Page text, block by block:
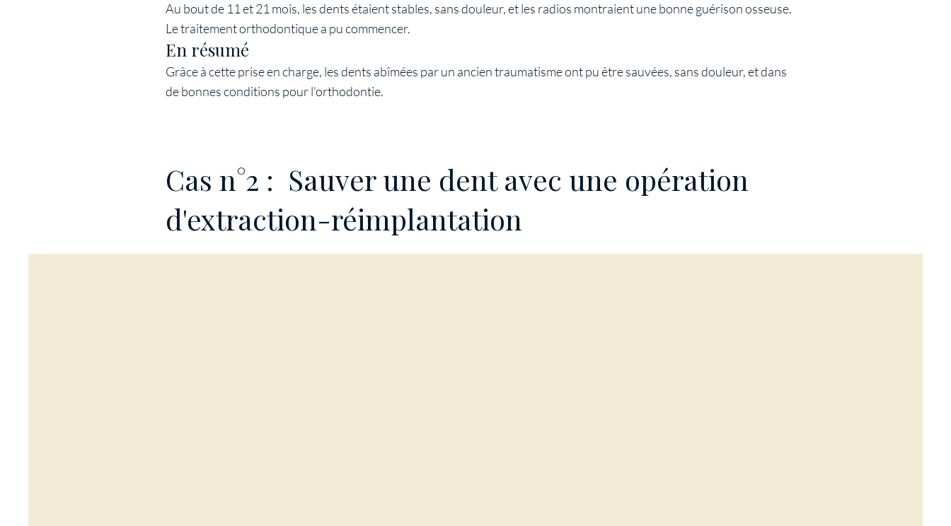
Au bout de 11 et 21 mois, les dents étaient stables, sans douleur, et les radios montraient une bonne guérison osseuse.
Le traitement orthodontique a pu commencer.
En résumé
Grâce à cette prise en charge, les dents abîmées par un ancien traumatisme ont pu être sauvées, sans douleur, et dans
de bonnes conditions pour l’orthodontie.
Cas n°2 : Sauver une dent avec une opération
d'extraction-réimplantation